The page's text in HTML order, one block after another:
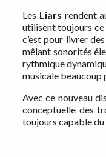
Les Liars rendent
utilisent toujours ce
c’est pour livrer
mêlant sonorités
rythmique
musicale beaucoup
Avec ce nouveau
conceptuelle des
toujours capable du